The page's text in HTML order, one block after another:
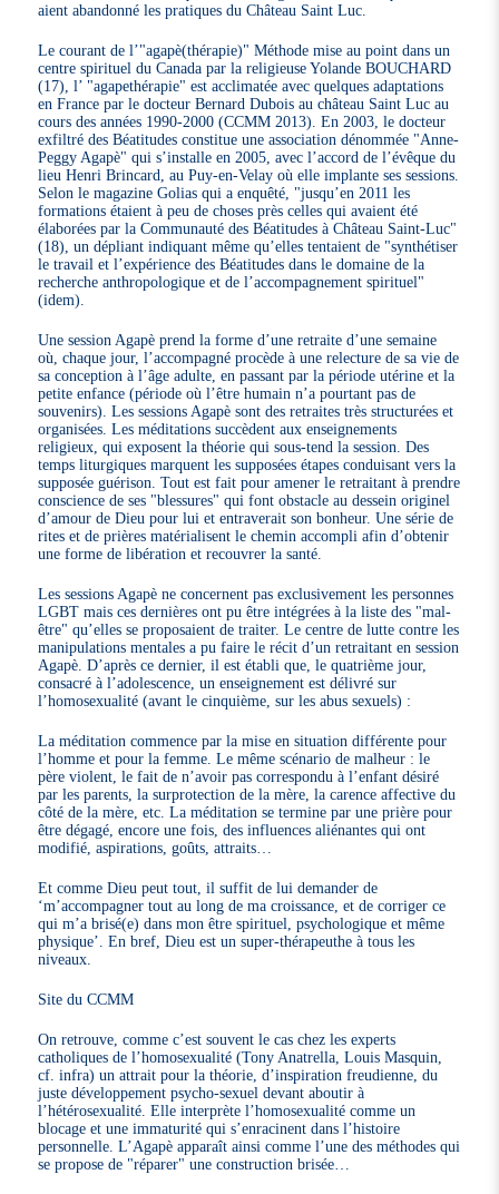
aient abandonné les pratiques du Château Saint Luc.
Le courant de l’"agapè(thérapie)" Méthode mise au point dans un
centre spirituel du Canada par la religieuse Yolande BOUCHARD
(17), l’ "agapethérapie" est acclimatée avec quelques adaptations
en France par le docteur Bernard Dubois au château Saint Luc au
cours des années 1990-2000 (CCMM 2013). En 2003, le docteur
exfiltré des Béatitudes constitue une association dénommée "Anne-
Peggy Agapè" qui s’installe en 2005, avec l’accord de l’évêque du
lieu Henri Brincard, au Puy-en-Velay où elle implante ses sessions.
Selon le magazine Golias qui a enquêté, "jusqu’en 2011 les
formations étaient à peu de choses près celles qui avaient été
élaborées par la Communauté des Béatitudes à Château Saint-Luc"
(18), un dépliant indiquant même qu’elles tentaient de "synthétiser
le travail et l’expérience des Béatitudes dans le domaine de la
recherche anthropologique et de l’accompagnement spirituel"
(idem).
Une session Agapè prend la forme d’une retraite d’une semaine
où, chaque jour, l’accompagné procède à une relecture de sa vie de
sa conception à l’âge adulte, en passant par la période utérine et la
petite enfance (période où l’être humain n’a pourtant pas de
souvenirs). Les sessions Agapè sont des retraites très structurées et
organisées. Les méditations succèdent aux enseignements
religieux, qui exposent la théorie qui sous-tend la session. Des
temps liturgiques marquent les supposées étapes conduisant vers la
supposée guérison. Tout est fait pour amener le retraitant à prendre
conscience de ses "blessures" qui font obstacle au dessein originel
d’amour de Dieu pour lui et entraverait son bonheur. Une série de
rites et de prières matérialisent le chemin accompli afin d’obtenir
une forme de libération et recouvrer la santé.
Les sessions Agapè ne concernent pas exclusivement les personnes
LGBT mais ces dernières ont pu être intégrées à la liste des "mal-
être" qu’elles se proposaient de traiter. Le centre de lutte contre les
manipulations mentales a pu faire le récit d’un retraitant en session
Agapè. D’après ce dernier, il est établi que, le quatrième jour,
consacré à l’adolescence, un enseignement est délivré sur
l’homosexualité (avant le cinquième, sur les abus sexuels) :
La méditation commence par la mise en situation différente pour
l’homme et pour la femme. Le même scénario de malheur : le
père violent, le fait de n’avoir pas correspondu à l’enfant désiré
par les parents, la surprotection de la mère, la carence affective du
côté de la mère, etc. La méditation se termine par une prière pour
être dégagé, encore une fois, des influences aliénantes qui ont
modifié, aspirations, goûts, attraits…
Et comme Dieu peut tout, il suffit de lui demander de
‘m’accompagner tout au long de ma croissance, et de corriger ce
qui m’a brisé(e) dans mon être spirituel, psychologique et même
physique’. En bref, Dieu est un super-thérapeuthe à tous les
niveaux.
Site du CCMM
On retrouve, comme c’est souvent le cas chez les experts
catholiques de l’homosexualité (Tony Anatrella, Louis Masquin,
cf. infra) un attrait pour la théorie, d’inspiration freudienne, du
juste développement psycho-sexuel devant aboutir à
l’hétérosexualité. Elle interprète l’homosexualité comme un
blocage et une immaturité qui s’enracinent dans l’histoire
personnelle. L’Agapè apparaît ainsi comme l’une des méthodes qui
se propose de "réparer" une construction brisée…